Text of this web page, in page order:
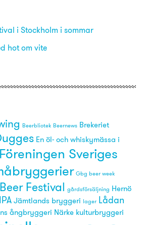
i Stockholm i sommar
hot om vite
Beerbliotek Beernews Brekeriet
En öl- och whiskymässa i
Föreningen Sveriges
Gbg beer week
Festival gårdsförsäljning Hernö
IPA Jämtlands bryggeri lager Lådan
ångbryggeri Närke kulturbryggeri